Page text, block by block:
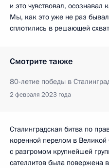
и это чувствовал,
Мы, как это уже не раз
сплотились в решающей
Смотрите также
80-летие победы в
2 февраля 2023 года
Сталинградская битва по
коренной перелом в Великой
с разгромом крупнейшей
сателлитов была повержена